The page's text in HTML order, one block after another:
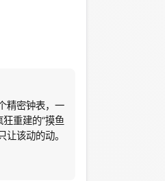
精密钟表，一
重建的“摸鱼
该动的动。